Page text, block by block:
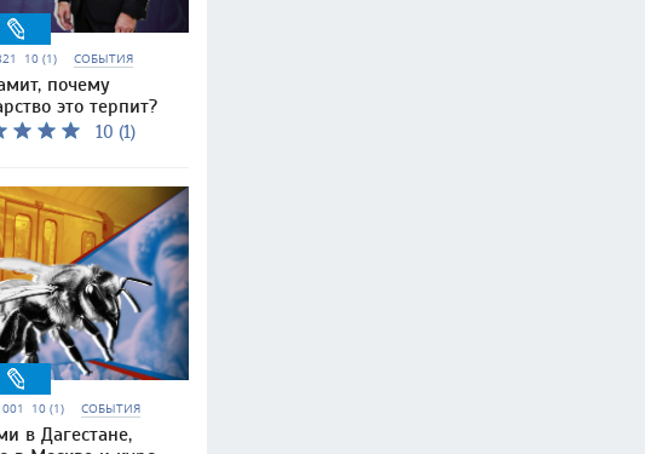
10 (1) СОБЫТИЯ
почему
это терпит?
10 (1)
10 (1) СОБЫТИЯ
в Дагестане,